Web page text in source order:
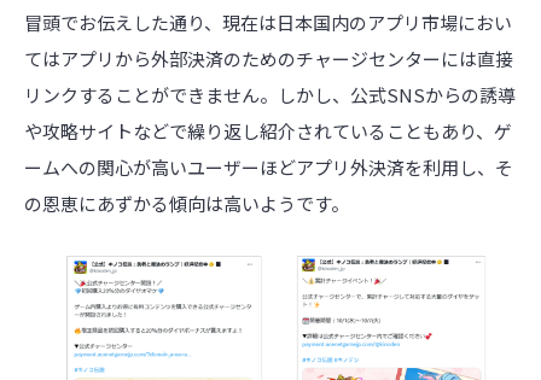
冒頭でお伝えした通り、現在は日本国内のアプリ市場におい
てはアプリから外部決済のためのチャージセンターには直接
リンクすることができません。しかし、公式SNSからの誘導
や攻略サイトなどで繰り返し紹介されていることもあり、ゲ
ームへの関心が高いユーザーほどアプリ外決済を利用し、そ
の恩恵にあずかる傾向は高いようです。